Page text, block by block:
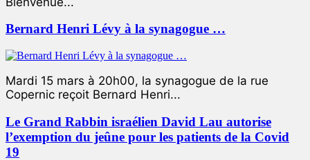
Bernard Henri Lévy à la synagogue …
Mardi 15 mars à 20h00, la synagogue de la rue
Copernic reçoit Bernard Henri...
Le Grand Rabbin israélien David Lau autorise
l’exemption du jeûne pour les patients de la Covid
19